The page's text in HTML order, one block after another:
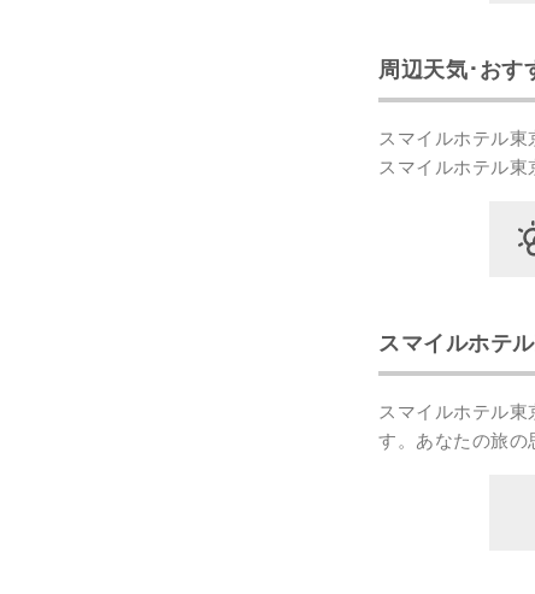
周辺天気･おす
スマイルホテル東
スマイルホテル東
スマイルホテ
スマイルホテル
す。あなたの旅の